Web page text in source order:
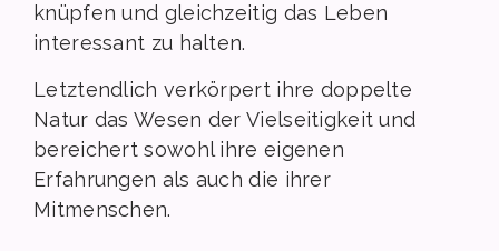
knüpfen und gleichzeitig das Leben
interessant zu halten.
Letztendlich verkörpert ihre doppelte
Natur das Wesen der Vielseitigkeit und
bereichert sowohl ihre eigenen
Erfahrungen als auch die ihrer
Mitmenschen.